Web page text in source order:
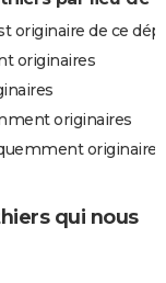
originaire de ce
originaires
originaires
originaires
qui nous